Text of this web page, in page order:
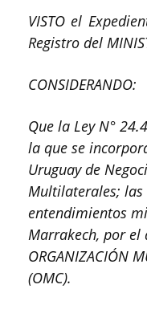
VISTO el
Registro del
CONSIDERANDO:
Que la Ley N°
la que se
Uruguay de
Multilaterales; las
entendimientos
Marrakech, por el
ORGANIZACIÓN
(OMC).